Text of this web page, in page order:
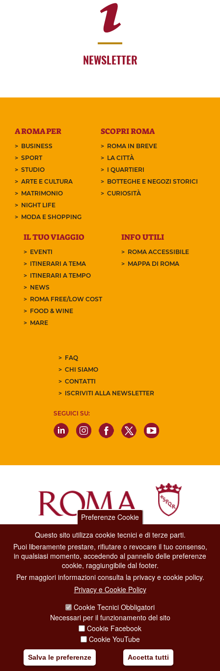
NEWSLETTER
A ROMA PER
BUSINESS
SPORT
STUDIO
ARTE E CULTURA
MATRIMONIO
NIGHT LIFE
MODA E SHOPPING
SCOPRI ROMA
ROMA IN BREVE
LA CITTÀ
I QUARTIERI
BOTTEGHE E NEGOZI STORICI
CURIOSITÀ
IL TUO VIAGGIO
EVENTI
ITINERARI A TEMA
ITINERARI A TEMPO
NEWS
ROMA FREE/LOW COST
FOOD & WINE
MARE
INFO UTILI
ROMA ACCESSIBILE
MAPPA DI ROMA
FAQ
CHI SIAMO
CONTATTI
ISCRIVITI ALLA NEWSLETTER
SEGUICI SU:
Dipartimento Grandi Eventi, Sport, Turismo e Moda.
Via di San Basilio, 51
00187 Roma
CONTACT CENTER TEL. 06 06 08
CONTATTA LA REDAZIONE
SOCIAL MEDIA POLICY
Preferenze Cookie
Questo sito utilizza cookie tecnici e di terze parti.
Puoi liberamente prestare, rifiutare o revocare il tuo consenso,
in qualsiasi momento, accedendo al pannello delle preferenze
cookie, raggiungibile dal footer.
Per maggiori informazioni consulta la privacy e cookie policy.
Privacy e Cookie Policy
Cookie Tecnici Obbligatori
Necessari per il funzionamento del sito
Cookie Facebook
Cookie YouTube
Salva le preferenze Accetta tutti